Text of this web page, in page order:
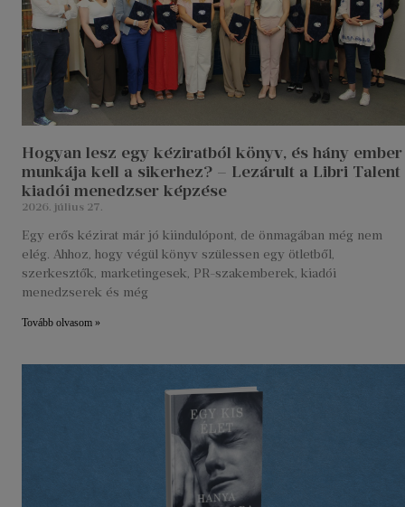
Hogyan lesz egy kéziratból könyv, és hány ember
munkája kell a sikerhez? – Lezárult a Libri Talent
kiadói menedzser képzése
2026. július 27.
Egy erős kézirat már jó kiindulópont, de önmagában még nem
elég. Ahhoz, hogy végül könyv szülessen egy ötletből,
szerkesztők, marketingesek, PR-szakemberek, kiadói
menedzserek és még
Tovább olvasom »